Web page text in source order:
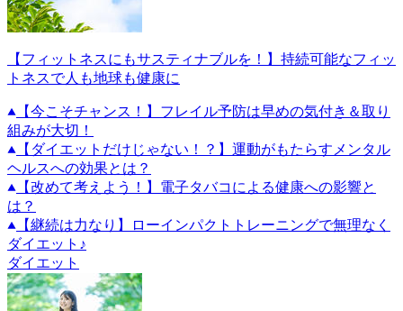
【フィットネスにもサスティナブルを！】持続可能なフィッ
トネスで人も地球も健康に
【今こそチャンス！】フレイル予防は早めの気付き＆取り
組みが大切！
【ダイエットだけじゃない！？】運動がもたらすメンタル
ヘルスへの効果とは？
【改めて考えよう！】電子タバコによる健康への影響と
は？
【継続は力なり】ローインパクトトレーニングで無理なく
ダイエット♪
ダイエット